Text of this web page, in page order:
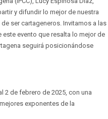
y difundir lo mejor de nuestra
ser cartageneros. Invitamos a las
evento que resalta lo mejor de
seguirá posicionándose
2 de febrero de 2025, con una
exponentes de la